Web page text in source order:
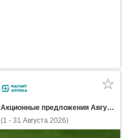
Акционные предложения Августа
(1 - 31 Августа 2026)